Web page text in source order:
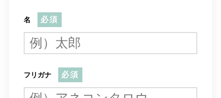
名 必須
フリガナ 必須